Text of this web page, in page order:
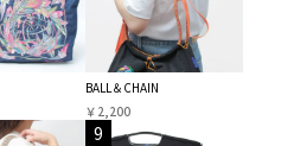
BALL＆CHAIN
￥2,200
9